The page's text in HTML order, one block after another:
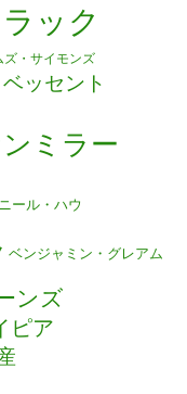
ック
ズ・サイモンズ
ッセント
ミラー
ニール・ハウ
ベンジャミン・グレアム
ンズ
ピア